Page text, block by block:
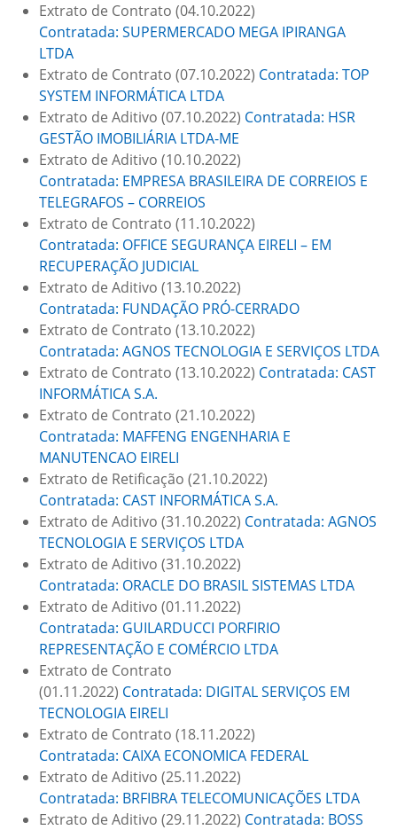
Extrato de Contrato (04.10.2022)
Contratada: SUPERMERCADO MEGA IPIRANGA
LTDA
Extrato de Contrato (07.10.2022) Contratada: TOP
SYSTEM INFORMÁTICA LTDA
Extrato de Aditivo (07.10.2022) Contratada: HSR
GESTÃO IMOBILIÁRIA LTDA-ME
Extrato de Aditivo (10.10.2022)
Contratada: EMPRESA BRASILEIRA DE CORREIOS E
TELEGRAFOS – CORREIOS
Extrato de Contrato (11.10.2022)
Contratada: OFFICE SEGURANÇA EIRELI – EM
RECUPERAÇÃO JUDICIAL
Extrato de Aditivo (13.10.2022)
Contratada: FUNDAÇÃO PRÓ-CERRADO
Extrato de Contrato (13.10.2022)
Contratada: AGNOS TECNOLOGIA E SERVIÇOS LTDA
Extrato de Contrato (13.10.2022) Contratada: CAST
INFORMÁTICA S.A.
Extrato de Contrato (21.10.2022)
Contratada: MAFFENG ENGENHARIA E
MANUTENCAO EIRELI
Extrato de Retificação (21.10.2022)
Contratada: CAST INFORMÁTICA S.A.
Extrato de Aditivo (31.10.2022) Contratada: AGNOS
TECNOLOGIA E SERVIÇOS LTDA
Extrato de Aditivo (31.10.2022)
Contratada: ORACLE DO BRASIL SISTEMAS LTDA
Extrato de Aditivo (01.11.2022)
Contratada: GUILARDUCCI PORFIRIO
REPRESENTAÇÃO E COMÉRCIO LTDA
Extrato de Contrato
(01.11.2022) Contratada: DIGITAL SERVIÇOS EM
TECNOLOGIA EIRELI
Extrato de Contrato (18.11.2022)
Contratada: CAIXA ECONOMICA FEDERAL
Extrato de Aditivo (25.11.2022)
Contratada: BRFIBRA TELECOMUNICAÇÕES LTDA
Extrato de Aditivo (29.11.2022) Contratada: BOSS